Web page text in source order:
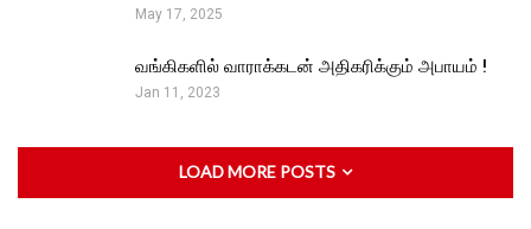
May 17, 2025
வங்கிகளில் வாராக்கடன் அதிகரிக்கும் அபாயம் !
Jan 11, 2023
LOAD MORE POSTS